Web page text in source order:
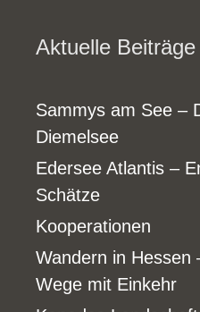
Aktuelle Beiträge
Sammys am See –
Diemelsee
Edersee Atlantis –
Schätze
Kooperationen
Wandern in Hessen
Wege mit Einkehr